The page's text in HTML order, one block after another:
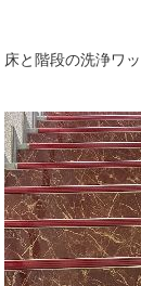
床と階段の洗浄ワ